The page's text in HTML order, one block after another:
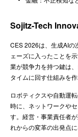
Sojitz-Tech
CES 2026は、生成AIの
ェーズに入ったことを
業が競争力を持つ鍵は
タイムに回す仕組みを作
ロボティクスや自動運
時に、ネットワークや
す。経営・事業責任者
れからの変革の出発点に